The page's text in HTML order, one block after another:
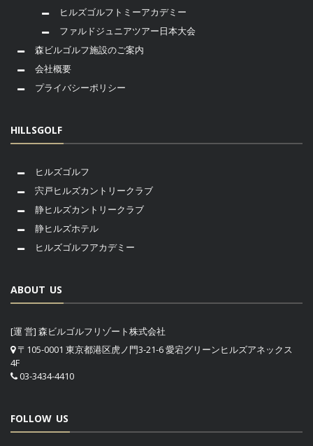
ヒルズゴルフトミーアカデミー
ファルドジュニアツアー日本大会
森ビルゴルフ施設のご案内
会社概要
プライバシーポリシー
HILLSGOLF
ヒルズゴルフ
宍戸ヒルズカントリークラブ
静ヒルズカントリークラブ
静ヒルズホテル
ヒルズゴルフアカデミー
ABOUT US
[運 営] 森ビルゴルフリゾート株式会社
〒105-0001 東京都港区虎ノ門3-21-6 愛宕グリーンヒルズアネックス
4F
03-3434-4410
FOLLOW US